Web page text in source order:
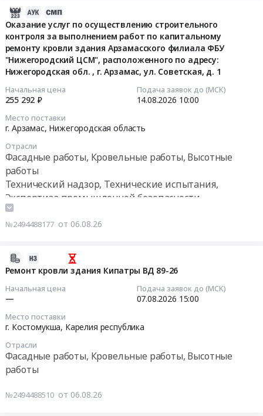
Оказание услуг по осуществлению строительного
контроля за выполнением работ по капитальному
ремонту кровли здания Арзамасского филиала ФБУ
"Нижегородский ЦСМ", расположенного по адресу:
Нижегородская обл. , г. Арзамас, ул. Советская, д. 1
Начальная цена
255 292 ₽
Подача заявок до (МСК)
14.08.2026 10:00
Место поставки
г. Арзамас, Нижегородская область
Отрасли
Фасадные работы, Кровельные работы, Высотные
работы
Технический надзор, Технические испытания,
Экспертиза промышленной безопасности
№2494488177 от 06.08.26
Ремонт кровли здания Кипатры ВД 89-26
Начальная цена
—
Подача заявок до (МСК)
07.08.2026 15:00
Место поставки
г. Костомукша, Карелия республика
Отрасли
Фасадные работы, Кровельные работы, Высотные
работы
№2494488510 от 06.08.26